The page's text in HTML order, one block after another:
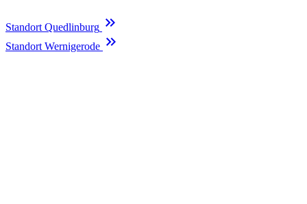
Standort Quedlinburg keyboard_double_arrow_right
Standort Wernigerode keyboard_double_arrow_right